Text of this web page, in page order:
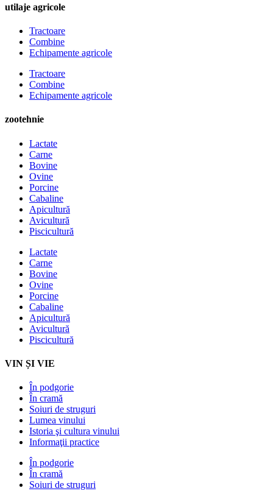
utilaje agricole
Tractoare
Combine
Echipamente agricole
Tractoare
Combine
Echipamente agricole
zootehnie
Lactate
Carne
Bovine
Ovine
Porcine
Cabaline
Apicultură
Avicultură
Piscicultură
Lactate
Carne
Bovine
Ovine
Porcine
Cabaline
Apicultură
Avicultură
Piscicultură
VIN ȘI VIE
În podgorie
În cramă
Soiuri de struguri
Lumea vinului
Istoria şi cultura vinului
Informaţii practice
În podgorie
În cramă
Soiuri de struguri